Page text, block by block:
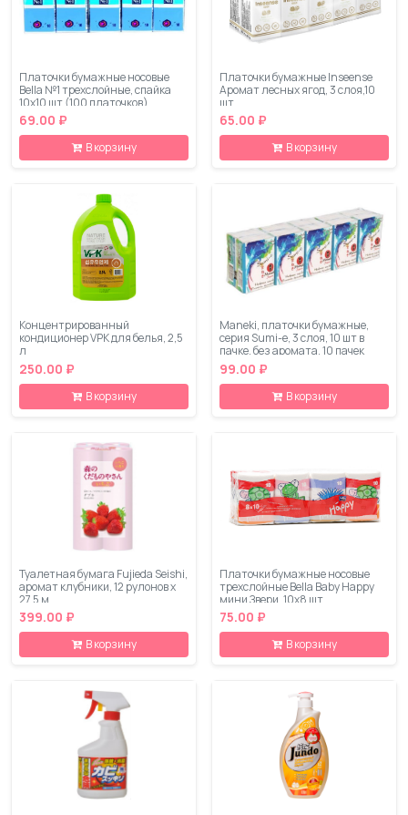
Платочки бумажные носовые
Bella №1 трехслойные, спайка
10х10 шт (100 платочков)
69.00 ₽
В корзину
Платочки бумажные Inseense
Аромат лесных ягод, 3 слоя,10
шт
65.00 ₽
В корзину
Концентрированный
кондиционер VPK для белья, 2,5
л
250.00 ₽
В корзину
Maneki, платочки бумажные,
серия Sumi-e, 3 слоя, 10 шт в
пачке, без аромата, 10 пачек
99.00 ₽
В корзину
Туалетная бумага Fujieda Seishi,
аромат клубники, 12 рулонов х
27.5 м
399.00 ₽
В корзину
Платочки бумажные носовые
трехслойные Bella Baby Happy
мини Звери, 10х8 шт
75.00 ₽
В корзину